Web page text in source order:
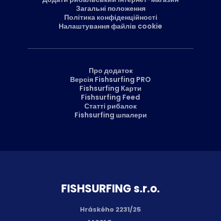
FISH­SURFING s.r.o.
Hráského 2231/25
Загальні положення
Політика конфіденційності
Налаштування файлів cookie
Про додаток
Версія Fishsurfing PRO
Fishsurfing Карти
Fishsurfing Feed
Статті рибалок
Fishsurfing шпалери